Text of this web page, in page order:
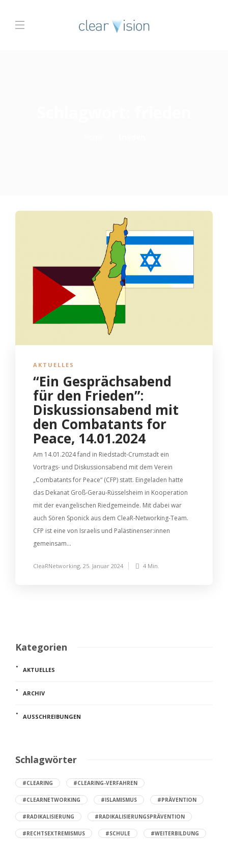
AKTUELLES
“Ein Gesprächsabend
für den Frieden”:
Diskussionsabend mit
den Combatants for
Peace, 14.01.2024
Am 14.01.2024 fand in Riedstadt-Crumstadt ein
Vortrags- und Diskussionsabend mit dem Verein
„Combatants for Peace“ (CFP) statt. Eingeladen hatte
das Dekanat Groß-Gerau-Rüsselsheim in Kooperation
mit der evangelischen Riedgemeinde. Mit dabei war
auch Sören Sponick aus dem CleaR-Networking-Team.
CFP ist eine von Israelis und Palästinenser:innen
gemeinsam...
CleaRNetworking, 25. Januar 2024 4 Min.
Kategorien
AKTUELLES
ARCHIV
AUSSCHREIBUNGEN
Schlagwörter
#CLEARING #CLEARING-VERFAHREN
#CLEARNETWORKING #ISLAMISMUS #PRÄVENTION
#RADIKALISIERUNG #RADIKALISIERUNGSPRÄVENTION
#RECHTSEXTREMISMUS #SCHULE #WEITERBILDUNG